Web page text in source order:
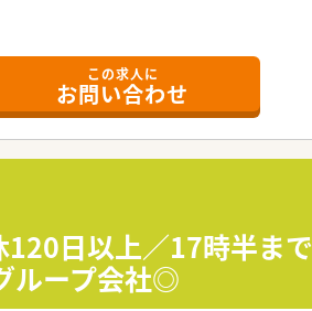
でも昔からなじみのある病院から広
ドラッグストアチェーンです。
初の「日本式ドラッグストア」と
す。
く多様な形態を展開しています。
も統一することでどの店舗でも
この求人に
お問い合わせ
日以上／17時半ま
ループ会社◎